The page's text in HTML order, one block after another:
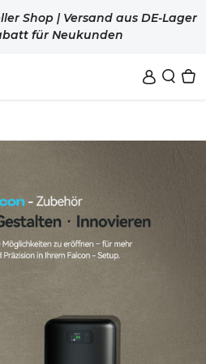
Shop | Versand aus DE-Lager
für Neukunden